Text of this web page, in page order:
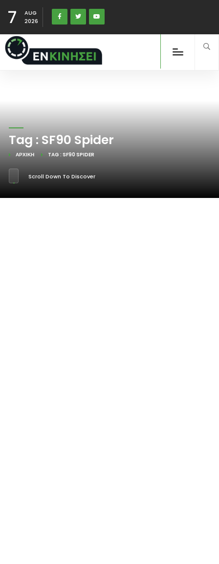
7
AUG
2026
Tag : SF90 Spider
ΑΡΧΙΚΉ TAG : SF90 SPIDER
Scroll Down To Discover